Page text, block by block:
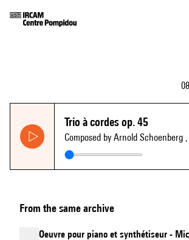
Trio à cordes op. 45
Composed by Arnold Schoenberg
From the same archive
Oeuvre pour piano et synthétiseur -